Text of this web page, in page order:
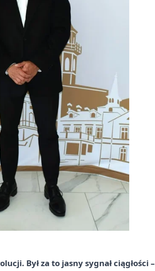
Był za to jasny sygnał ciągłości –